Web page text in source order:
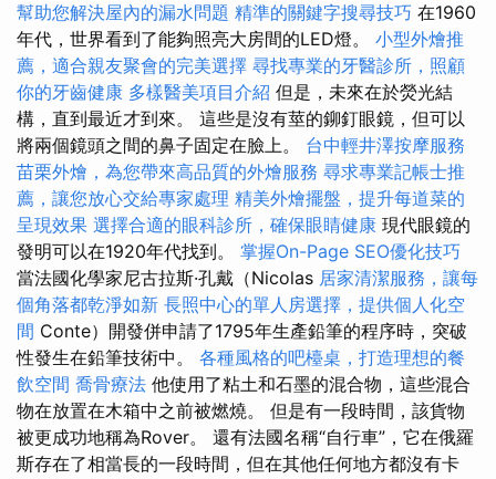
幫助您解決屋內的漏水問題 精準的關鍵字搜尋技巧 在1960
年代，世界看到了能夠照亮大房間的LED燈。 小型外燴推
薦，適合親友聚會的完美選擇 尋找專業的牙醫診所，照顧
你的牙齒健康 多樣醫美項目介紹 但是，未來在於熒光結
構，直到最近才到來。 這些是沒有莖的鉚釘眼鏡，但可以
將兩個鏡頭之間的鼻子固定在臉上。 台中輕井澤按摩服務
苗栗外燴，為您帶來高品質的外燴服務 尋求專業記帳士推
薦，讓您放心交給專家處理 精美外燴擺盤，提升每道菜的
呈現效果 選擇合適的眼科診所，確保眼睛健康 現代眼鏡的
發明可以在1920年代找到。 掌握On-Page SEO優化技巧
當法國化學家尼古拉斯·孔戴（Nicolas 居家清潔服務，讓每
個角落都乾淨如新 長照中心的單人房選擇，提供個人化空
間 Conte）開發併申請了1795年生產鉛筆的程序時，突破
性發生在鉛筆技術中。 各種風格的吧檯桌，打造理想的餐
飲空間 喬骨療法 他使用了粘土和石墨的混合物，這些混合
物在放置在木箱中之前被燃燒。 但是有一段時間，該貨物
被更成功地稱為Rover。 還有法國名稱“自行車”，它在俄羅
斯存在了相當長的一段時間，但在其他任何地方都沒有卡